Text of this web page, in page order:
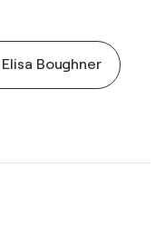
Boughner